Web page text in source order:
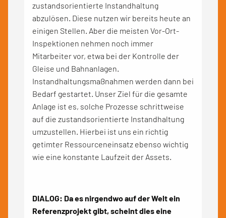
zustandsorientierte Instandhaltung
abzulösen. Diese nutzen wir bereits heute an
einigen Stellen. Aber die meisten Vor-Ort-
Inspektionen nehmen noch immer
Mitarbeiter vor, etwa bei der Kontrolle der
Gleise und Bahnanlagen.
Instandhaltungsmaßnahmen werden dann bei
Bedarf gestartet. Unser Ziel für die gesamte
Anlage ist es, solche Prozesse schrittweise
auf die zustandsorientierte Instandhaltung
umzustellen. Hierbei ist uns ein richtig
getimter Ressourceneinsatz ebenso wichtig
wie eine konstante Laufzeit der Assets.
DIALOG: Da es nirgendwo auf der Welt ein
Referenzprojekt gibt, scheint dies eine